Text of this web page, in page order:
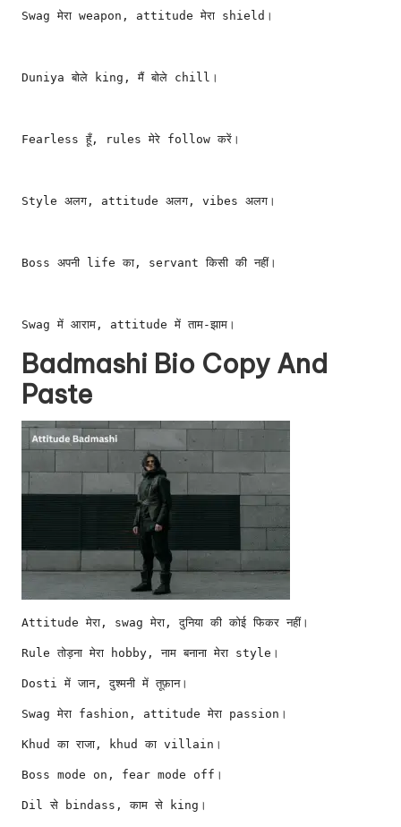
Swag मेरा weapon, attitude मेरा shield।
Duniya बोले king, मैं बोले chill।
Fearless हूँ, rules मेरे follow करें।
Style अलग, attitude अलग, vibes अलग।
Boss अपनी life का, servant किसी की नहीं।
Swag में आराम, attitude में ताम-झाम।
Badmashi Bio Copy And
Paste
Attitude मेरा, swag मेरा, दुनिया की कोई फिकर नहीं।
Rule तोड़ना मेरा hobby, नाम बनाना मेरा style।
Dosti में जान, दुश्मनी में तूफ़ान।
Swag मेरा fashion, attitude मेरा passion।
Khud का राजा, khud का villain।
Boss mode on, fear mode off।
Dil से bindass, काम से king।